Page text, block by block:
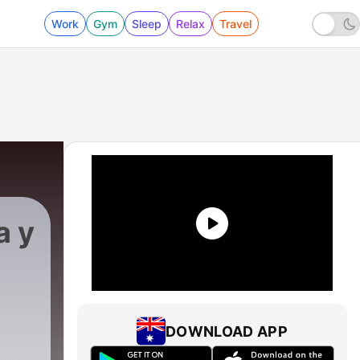
Work Gym Sleep Relax Travel
y
DOWNLOAD APP